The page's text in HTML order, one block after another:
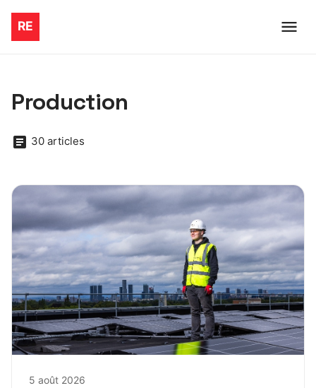
Production
30 articles
5 août 2026